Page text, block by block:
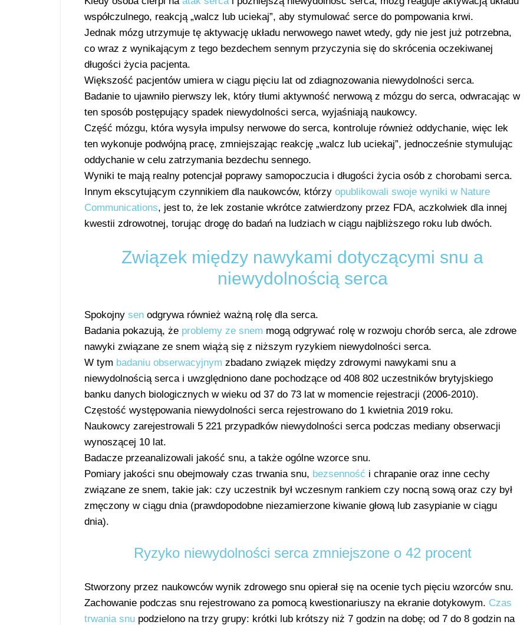
współczulnego, reakcją „walcz lub uciekaj”, aby stymulować serce do pompowania krwi.
Jednak mózg utrzymuje tę aktywację układu nerwowego nawet wtedy, gdy nie jest już potrzebna,
co wraz z wynikającym z tego bezdechem sennym przyczynia się do skrócenia oczekiwanej
długości życia pacjenta.
Większość pacjentów umiera w ciągu pięciu lat od zdiagnozowania niewydolności serca.
Badanie to ujawniło pierwszy lek, który tłumi aktywność nerwową z mózgu do serca, odwracając w
ten sposób postępujący spadek niewydolności serca, wyjaśniają naukowcy.
Część mózgu, która wysyła impulsy nerwowe do serca, kontroluje również oddychanie, więc lek
ten wykonuje podwójną pracę, zmniejszając reakcję „walcz lub uciekaj”, jednocześnie stymulując
oddychanie w celu zatrzymania bezdechu sennego.
Wyniki te mają realny potencjał poprawy samopoczucia i długości życia osób z chorobami serca.
Innym ekscytującym czynnikiem dla naukowców, którzy opublikowali swoje wyniki w Nature
Communications, jest to, że lek zostanie wkrótce zatwierdzony przez FDA, aczkolwiek dla innej
kwestii zdrowotnej, torując drogę do badań na ludziach w ciągu najbliższego roku lub dwóch.
Związek między nawykami dotyczącymi snu a
niewydolnością serca
Spokojny sen odgrywa również ważną rolę dla serca.
Badania pokazują, że problemy ze snem mogą odgrywać rolę w rozwoju chorób serca, ale zdrowe
nawyki związane ze snem wiążą się z niższym ryzykiem niewydolności serca.
W tym badaniu obserwacyjnym zbadano związek między zdrowymi nawykami snu a
niewydolnością serca i uwzględniono dane pochodzące od 408 802 uczestników brytyjskiego
banku danych biologicznych w wieku od 37 do 73 lat w momencie rejestracji (2006-2010).
Częstość występowania niewydolności serca rejestrowano do 1 kwietnia 2019 roku.
Naukowcy zarejestrowali 5 221 przypadków niewydolności serca podczas mediany obserwacji
wynoszącej 10 lat.
Badacze przeanalizowali jakość snu, a także ogólne wzorce snu.
Pomiary jakości snu obejmowały czas trwania snu, bezsenność i chrapanie oraz inne cechy
związane ze snem, takie jak: czy uczestnik był wczesnym rankiem czy nocną sową oraz czy był
zmęczony w ciągu dnia (prawdopodobne niezamierzone kiwanie głową lub zasypianie w ciągu
dnia).
Ryzyko niewydolności serca zmniejszone o 42 procent
Stworzony przez naukowców wynik zdrowego snu opierał się na ocenie tych pięciu wzorców snu.
Zachowanie podczas snu rejestrowano za pomocą kwestionariuszy na ekranie dotykowym. Czas
trwania snu podzielono na trzy grupy: krótki lub krótszy niż 7 godzin na dobę; od 7 do 8 godzin na